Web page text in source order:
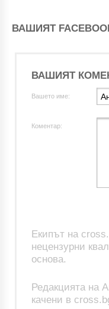
ВАШИЯТ
ВАШИЯТ
Вашето име:
Коментар:
Екипът на
нецензурни
основа.
Редакцията на
качени в